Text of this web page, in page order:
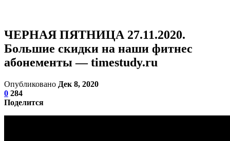
ЧЕРНАЯ ПЯТНИЦА 27.11.2020.
Большие скидки на наши фитнес
абонементы — timestudy.ru
Опубликовано Дек 8, 2020
0 284
Поделится